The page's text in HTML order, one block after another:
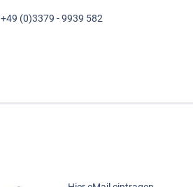
+49 (0)3379 - 9939 582